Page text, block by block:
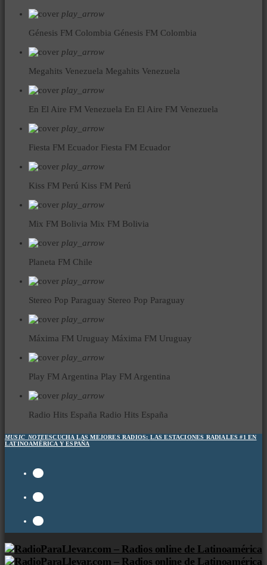
play_arrow
Génesis FM Colombia Génesis FM Colombia
play_arrow
Megahits Venezuela Megahits Venezuela
play_arrow
En El Aire FM Venezuela En El Aire FM Venezuela
play_arrow
Fiesta FM Ecuador Fiesta FM Ecuador
play_arrow
Kiss FM Perú Kiss FM Perú
play_arrow
Mix FM Bolivia Mix FM Bolivia
play_arrow
Planeta FM Chile
play_arrow
Stereo Pop Paraguay Stereo Pop Paraguay
play_arrow
Máxima FM Uruguay Máxima FM Uruguay
play_arrow
Play FM Argentina Play FM Argentina
play_arrow
Radio Hits España Radio Hits España
MUSIC_NOTEESCUCHA LAS MEJORES RADIOS: LAS ESTACIONES RADIALES #1 EN
LATINOAMÉRICA Y ESPAÑA